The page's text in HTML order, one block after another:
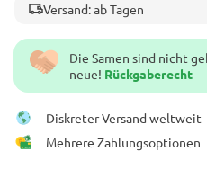
Die Samen sind nicht
neue! Rückgaberecht
Diskreter Versand weltweit
Mehrere Zahlungsoptionen
Versand: ab Tagen